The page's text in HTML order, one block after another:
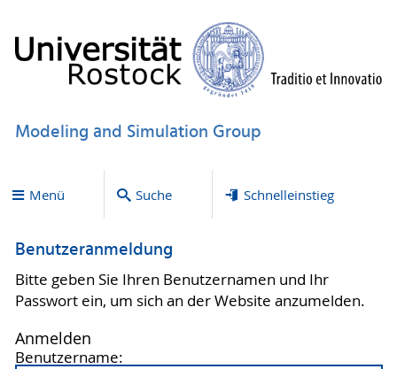
Modeling and Simulation Group
Menü Suche Schnelleinstieg
Benutzeranmeldung
Bitte geben Sie Ihren Benutzernamen und Ihr
Passwort ein, um sich an der Website anzumelden.
Anmelden
Benutzername: